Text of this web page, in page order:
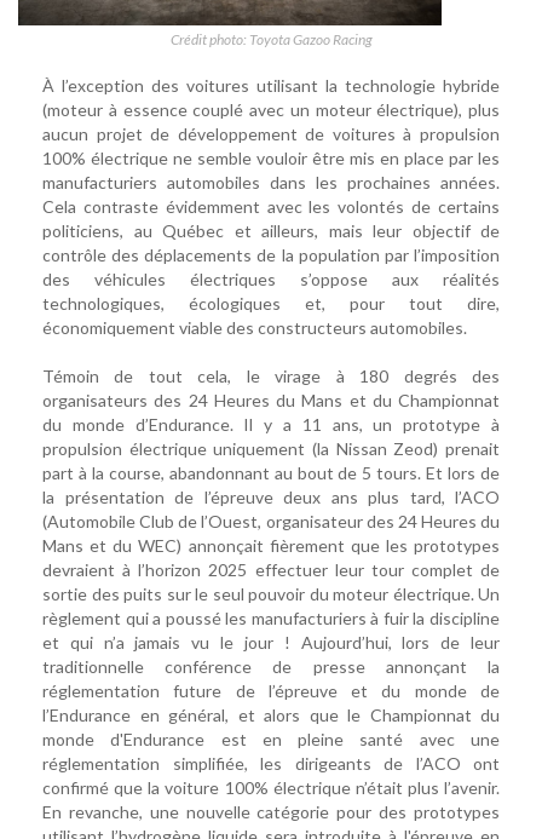
Crédit photo: Toyota Gazoo Racing
À l’exception des voitures utilisant la technologie hybride
(moteur à essence couplé avec un moteur électrique), plus
aucun projet de développement de voitures à propulsion
100% électrique ne semble vouloir être mis en place par les
manufacturiers automobiles dans les prochaines années.
Cela contraste évidemment avec les volontés de certains
politiciens, au Québec et ailleurs, mais leur objectif de
contrôle des déplacements de la population par l’imposition
des véhicules électriques s’oppose aux réalités
technologiques, écologiques et, pour tout dire,
économiquement viable des constructeurs automobiles.
Témoin de tout cela, le virage à 180 degrés des
organisateurs des 24 Heures du Mans et du Championnat
du monde d’Endurance. Il y a 11 ans, un prototype à
propulsion électrique uniquement (la Nissan Zeod) prenait
part à la course, abandonnant au bout de 5 tours. Et lors de
la présentation de l’épreuve deux ans plus tard, l’ACO
(Automobile Club de l’Ouest, organisateur des 24 Heures du
Mans et du WEC) annonçait fièrement que les prototypes
devraient à l’horizon 2025 effectuer leur tour complet de
sortie des puits sur le seul pouvoir du moteur électrique. Un
règlement qui a poussé les manufacturiers à fuir la discipline
et qui n’a jamais vu le jour ! Aujourd’hui, lors de leur
traditionnelle conférence de presse annonçant la
réglementation future de l’épreuve et du monde de
l’Endurance en général, et alors que le Championnat du
monde d'Endurance est en pleine santé avec une
réglementation simplifiée, les dirigeants de l’ACO ont
confirmé que la voiture 100% électrique n’était plus l’avenir.
En revanche, une nouvelle catégorie pour des prototypes